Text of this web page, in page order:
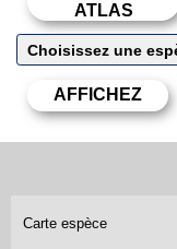
Carte espèce